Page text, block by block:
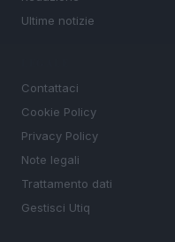
Ultime notizie
Contattaci
Cookie Policy
Privacy Policy
Note legali
Trattamento dati
Gestisci Utiq